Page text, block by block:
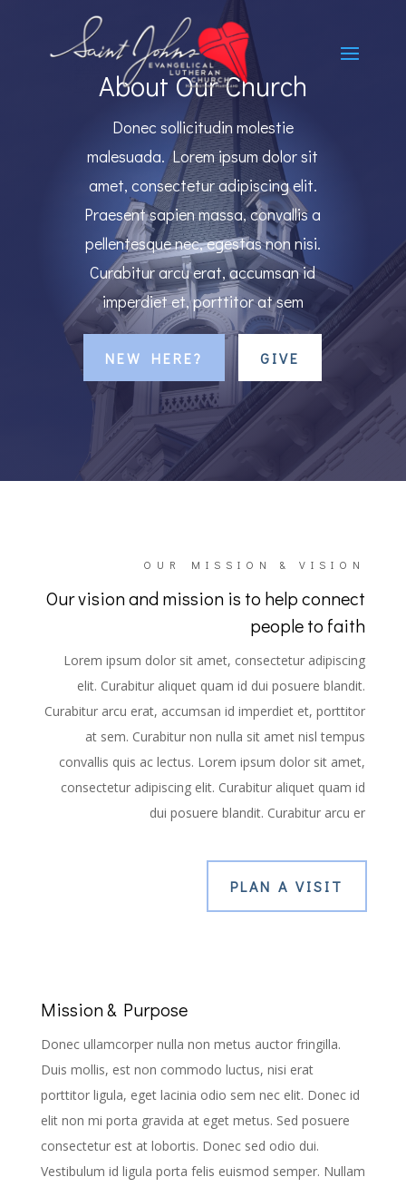
About Our Church
Donec sollicitudin molestie
malesuada. Lorem ipsum dolor sit
amet, consectetur adipiscing elit.
Praesent sapien massa, convallis a
pellentesque nec, egestas non nisi.
Curabitur arcu erat, accumsan id
imperdiet et, porttitor at sem
NEW HERE? GIVE
OUR MISSION & VISION
Our vision and mission is to help connect
people to faith
Lorem ipsum dolor sit amet, consectetur adipiscing
elit. Curabitur aliquet quam id dui posuere blandit.
Curabitur arcu erat, accumsan id imperdiet et, porttitor
at sem. Curabitur non nulla sit amet nisl tempus
convallis quis ac lectus. Lorem ipsum dolor sit amet,
consectetur adipiscing elit. Curabitur aliquet quam id
dui posuere blandit. Curabitur arcu er
PLAN A VISIT
Mission & Purpose
Donec ullamcorper nulla non metus auctor fringilla.
Duis mollis, est non commodo luctus, nisi erat
porttitor ligula, eget lacinia odio sem nec elit. Donec id
elit non mi porta gravida at eget metus. Sed posuere
consectetur est at lobortis. Donec sed odio dui.
Vestibulum id ligula porta felis euismod semper. Nullam